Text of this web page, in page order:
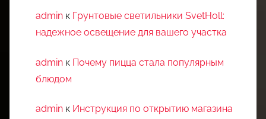
admin к Грунтовые светильники SvetHoll:
надежное освещение для вашего участка
admin к Почему пицца стала популярным
блюдом
admin к Инструкция по открытию магазина